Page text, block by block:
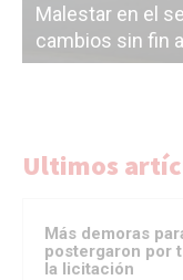
Malestar en el
cambios sin fin
Ultimos
Más demoras
postergaron por
la licitación